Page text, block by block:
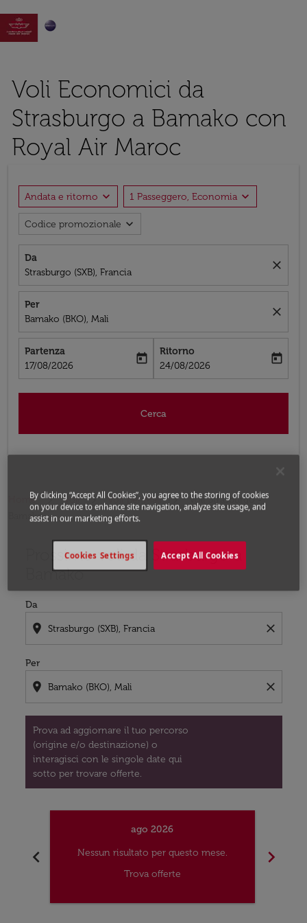

Voli Economici da
Strasburgo a Bamako con
Royal Air Maroc
Andata e ritorno expand_more 1 Passeggero, Economia expand_more
Codice promozionale expand_more
Da
Strasburgo (SXB), Francia
close
Per
Bamako (BKO), Mali
close
Partenza
fc-booking-departure-date-aria-label
17/08/2026
today
Ritorno
fc-booking-return-date-aria-label
24/08/2026
today
Cerca
Home Voli Voli per Mali
Voli Strasburgo -
Bamako
Prossimo voli da Strasburgo a
Bamako
Da
location_on close
Per
location_on close
Prova ad aggiornare il tuo percorso
(origine e/o destinazione) o
interagisci con le singole date qui
sotto per trovare offerte.
Prova ad aggiornare il tuo percorso (origine e/o
chevron_left
ago 2026
Nessun risultato per questo mese.
Trova offerte
chevron_right
By clicking “Accept All Cookies”, you agree to the storing of cookies
on your device to enhance site navigation, analyze site usage, and
assist in our marketing efforts.
Accept All Cookies
Cookies Settings